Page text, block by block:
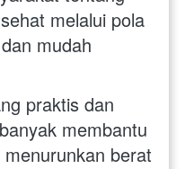
melalui pola
mudah
praktis dan
membantu
berat